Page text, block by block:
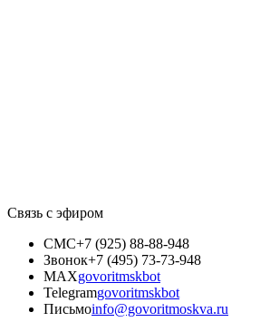
Связь с эфиром
СМС+7 (925) 88-88-948
Звонок+7 (495) 73-73-948
MAXgovoritmskbot
Telegramgovoritmskbot
Письмоinfo@govoritmoskva.ru